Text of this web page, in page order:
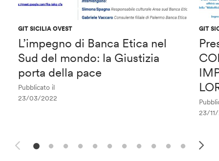
GIT SICILIA OVEST
L’impegno di Banca Etica nel
Sud del mondo: la Giustizia
porta della pace
Pubblicato il
23/03/2022
GIT
23/